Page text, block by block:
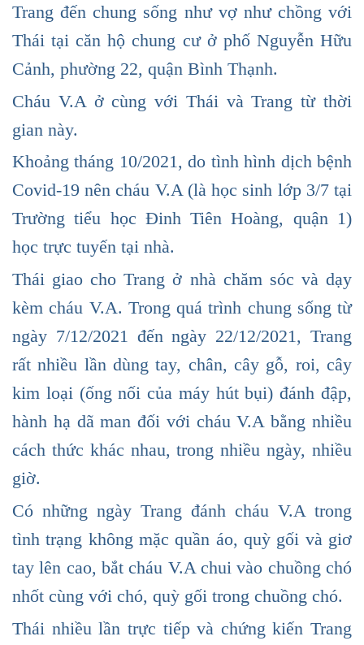
Trang đến chung sống như vợ như chồng với
Thái tại căn hộ chung cư ở phố Nguyễn Hữu
Cảnh, phường 22, quận Bình Thạnh.
Cháu V.A ở cùng với Thái và Trang từ thời
gian này.
Khoảng tháng 10/2021, do tình hình dịch bệnh
Covid-19 nên cháu V.A (là học sinh lớp 3/7 tại
Trường tiểu học Đinh Tiên Hoàng, quận 1)
học trực tuyến tại nhà.
Thái giao cho Trang ở nhà chăm sóc và dạy
kèm cháu V.A. Trong quá trình chung sống từ
ngày 7/12/2021 đến ngày 22/12/2021, Trang
rất nhiều lần dùng tay, chân, cây gỗ, roi, cây
kim loại (ống nối của máy hút bụi) đánh đập,
hành hạ dã man đối với cháu V.A bằng nhiều
cách thức khác nhau, trong nhiều ngày, nhiều
giờ.
Có những ngày Trang đánh cháu V.A trong
tình trạng không mặc quần áo, quỳ gối và giơ
tay lên cao, bắt cháu V.A chui vào chuồng chó
nhốt cùng với chó, quỳ gối trong chuồng chó.
Thái nhiều lần trực tiếp và chứng kiến Trang